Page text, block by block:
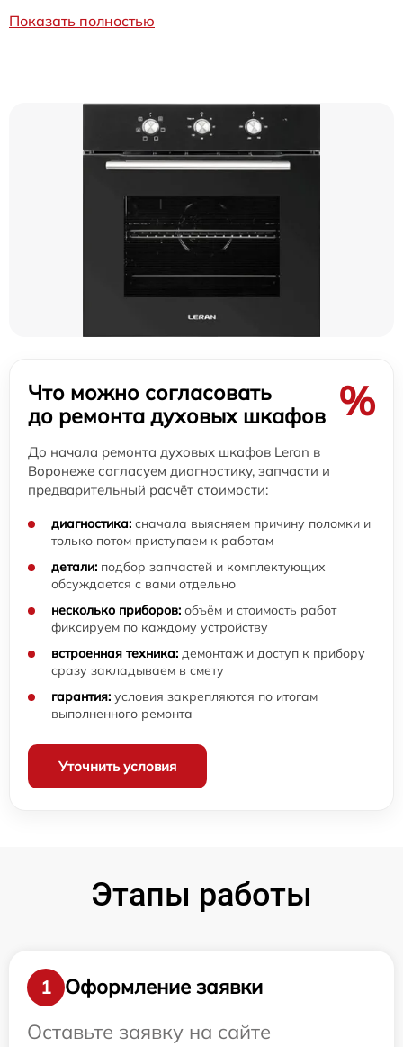
Показать полностью
Что можно согласовать
до ремонта духовых шкафов %
До начала ремонта духовых шкафов Leran в
Воронеже согласуем диагностику, запчасти и
предварительный расчёт стоимости:
диагностика: сначала выясняем причину поломки и
только потом приступаем к работам
детали: подбор запчастей и комплектующих
обсуждается с вами отдельно
несколько приборов: объём и стоимость работ
фиксируем по каждому устройству
встроенная техника: демонтаж и доступ к прибору
сразу закладываем в смету
гарантия: условия закрепляются по итогам
выполненного ремонта
Уточнить условия
Этапы работы
1
Оформление заявки
Оставьте заявку на сайте